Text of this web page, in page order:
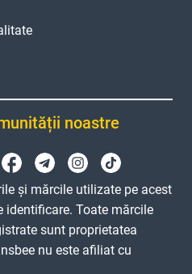
noastre
și mărcile utilizate pe acest
identificare. Toate mărcile
sunt proprietatea
nu este afiliat cu